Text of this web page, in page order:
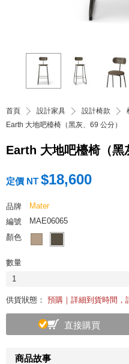
首頁 設計家具 設計椅款
Earth 大地吧檯椅（黑灰、69 公分）
Earth 大地吧檯椅（黑
商品故事
定價 NT $18,600
品牌
Mater
編號
MAE06065
顏色
數量
1
供貨狀態： 預購｜詳細到貨時間，
直接購買